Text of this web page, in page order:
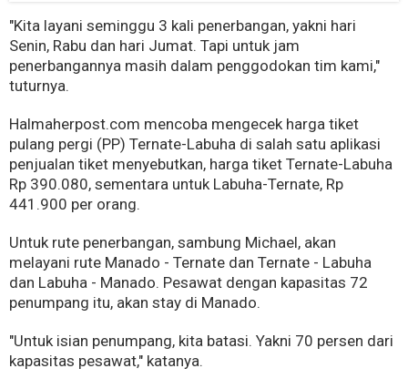
"Kita layani seminggu 3 kali penerbangan, yakni hari
Senin, Rabu dan hari Jumat. Tapi untuk jam
penerbangannya masih dalam penggodokan tim kami,"
tuturnya.
Halmaherpost.com mencoba mengecek harga tiket
pulang pergi (PP) Ternate-Labuha di salah satu aplikasi
penjualan tiket menyebutkan, harga tiket Ternate-Labuha
Rp 390.080, sementara untuk Labuha-Ternate, Rp
441.900 per orang.
Untuk rute penerbangan, sambung Michael, akan
melayani rute Manado - Ternate dan Ternate - Labuha
dan Labuha - Manado. Pesawat dengan kapasitas 72
penumpang itu, akan stay di Manado.
"Untuk isian penumpang, kita batasi. Yakni 70 persen dari
kapasitas pesawat," katanya.